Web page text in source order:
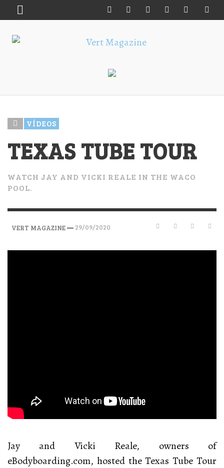
VÍDEOS
TEXAS TUBE TOUR
WATCH JAY AND VICKI REALE IN THE WACO
POOL.
VERT MAGAZINE— 29/09/2020
Jay and Vicki Reale, owners of
eBodyboarding.com, hosted the Texas Tube Tour